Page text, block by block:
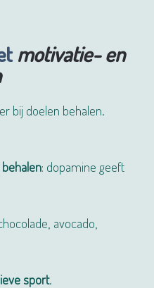
motivatie- en
bij doelen behalen.
: dopamine geeft
avocado,
sport.